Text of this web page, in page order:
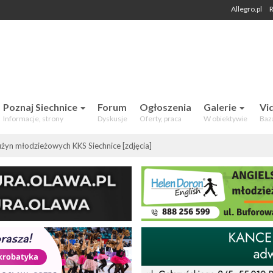
Aktualności,
Allegro.pl
Poznaj Siechnice
Informacje, strony
Forum
Dyskusje
Ogłoszenia
Oferty, praca
Galerie
W obiektywie
młodzieżowych KKS Siechnice [zdjęcia]